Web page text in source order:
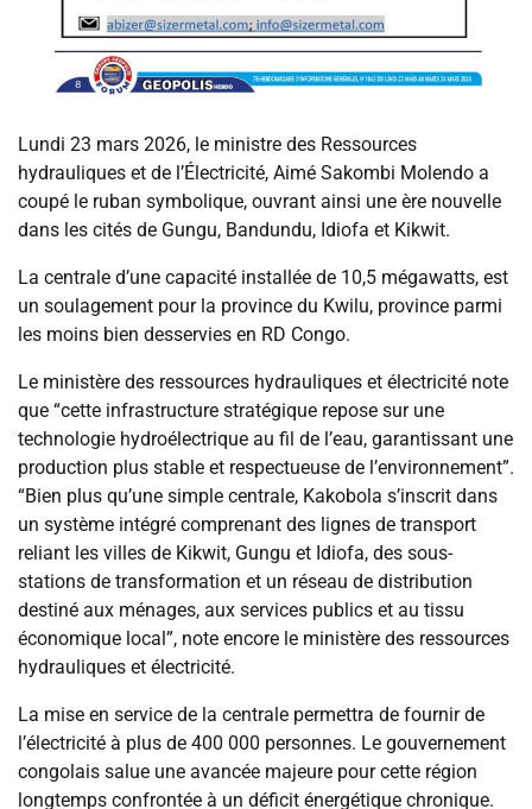
Lundi 23 mars 2026, le ministre des Ressources
hydrauliques et de l’Électricité, Aimé Sakombi Molendo a
coupé le ruban symbolique, ouvrant ainsi une ère nouvelle
dans les cités de Gungu, Bandundu, Idiofa et Kikwit.
La centrale d’une capacité installée de 10,5 mégawatts, est
un soulagement pour la province du Kwilu, province parmi
les moins bien desservies en RD Congo.
Le ministère des ressources hydrauliques et électricité note
que “cette infrastructure stratégique repose sur une
technologie hydroélectrique au fil de l’eau, garantissant une
production plus stable et respectueuse de l’environnement”.
“Bien plus qu’une simple centrale, Kakobola s’inscrit dans
un système intégré comprenant des lignes de transport
reliant les villes de Kikwit, Gungu et Idiofa, des sous-
stations de transformation et un réseau de distribution
destiné aux ménages, aux services publics et au tissu
économique local”, note encore le ministère des ressources
hydrauliques et électricité.
La mise en service de la centrale permettra de fournir de
l’électricité à plus de 400 000 personnes. Le gouvernement
congolais salue une avancée majeure pour cette région
longtemps confrontée à un déficit énergétique chronique.